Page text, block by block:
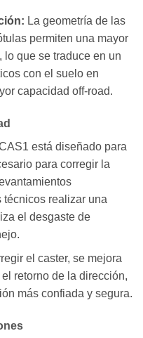
La geometría de las
permiten una mayor
que se traduce en un
con el suelo en
capacidad off-road.
está diseñado para
para corregir la
técnicos realizar una
el desgaste de
el caster, se mejora
retorno de la dirección,
más confiada y segura.